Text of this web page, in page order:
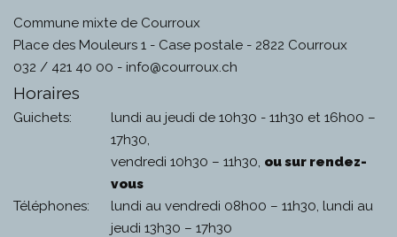
Commune mixte de Courroux
Place des Mouleurs 1 - Case postale - 2822 Courroux
032 / 421 40 00 - info@courroux.ch
Horaires
Guichets:
lundi au jeudi de 10h30 - 11h30 et 16h00 –
17h30,
vendredi 10h30 – 11h30, ou sur rendez-
vous
Téléphones:
lundi au vendredi 08h00 – 11h30, lundi au
jeudi 13h30 – 17h30